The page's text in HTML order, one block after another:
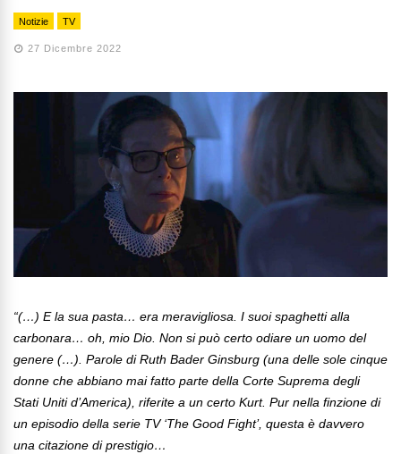
Notizie TV
27 Dicembre 2022
“(…) E la sua pasta… era meravigliosa. I suoi spaghetti alla
carbonara… oh, mio Dio. Non si può certo odiare un uomo del
genere (…). Parole di Ruth Bader Ginsburg (una delle sole cinque
donne che abbiano mai fatto parte della Corte Suprema degli
Stati Uniti d’America), riferite a un certo Kurt. Pur nella finzione di
un episodio della serie TV ‘The Good Fight’, questa è davvero
una citazione di prestigio…